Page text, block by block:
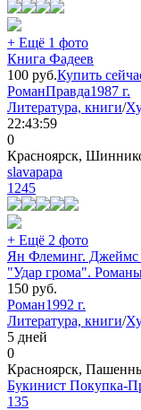
+ Ещё 1 фото
Книга Фадеев
100 руб.Купить
РоманПравда1987 г.
Литература, книги/
22:43:59
0
Красноярск,
slavapapa
1245
+ Ещё 2 фото
Ян Флеминг. Джеймс
"Удар грома".
150 руб.
Роман1992 г.
Литература, книги/
5 дней
0
Красноярск,
Букинист Покупка-
135